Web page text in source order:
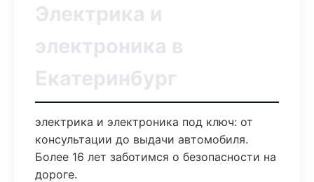
Электрика и
электроника в
Екатеринбург
электрика и электроника под ключ: от
консультации до выдачи автомобиля.
Более 16 лет заботимся о безопасности на
дороге.